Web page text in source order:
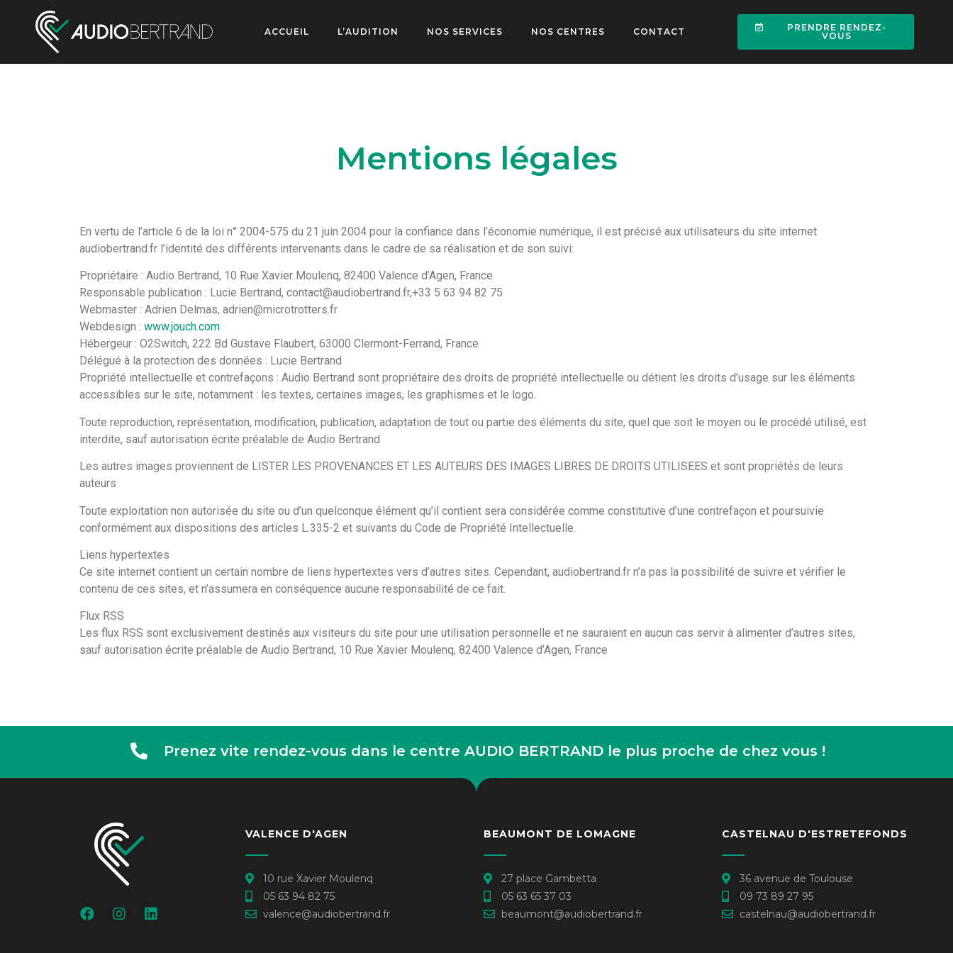
ACCUEIL L’AUDITION NOS SERVICES NOS CENTRES CONTACT
PRENDRE RENDEZ-
VOUS
Mentions légales
En vertu de l’article 6 de la loi n° 2004-575 du 21 juin 2004 pour la confiance dans l’économie numérique, il est précisé aux utilisateurs du site internet
audiobertrand.fr l’identité des différents intervenants dans le cadre de sa réalisation et de son suivi:
Propriétaire : Audio Bertrand, 10 Rue Xavier Moulenq, 82400 Valence d’Agen, France
Responsable publication : Lucie Bertrand, contact@audiobertrand.fr,+33 5 63 94 82 75
Webmaster : Adrien Delmas, adrien@microtrotters.fr
Webdesign : www.jouch.com
Hébergeur : O2Switch, 222 Bd Gustave Flaubert, 63000 Clermont-Ferrand, France
Délégué à la protection des données : Lucie Bertrand
Propriété intellectuelle et contrefaçons : Audio Bertrand sont propriétaire des droits de propriété intellectuelle ou détient les droits d’usage sur les éléments
accessibles sur le site, notamment : les textes, certaines images, les graphismes et le logo.
Toute reproduction, représentation, modification, publication, adaptation de tout ou partie des éléments du site, quel que soit le moyen ou le procédé utilisé, est
interdite, sauf autorisation écrite préalable de Audio Bertrand
Les autres images proviennent de LISTER LES PROVENANCES ET LES AUTEURS DES IMAGES LIBRES DE DROITS UTILISEES et sont propriétés de leurs
auteurs
Toute exploitation non autorisée du site ou d’un quelconque élément qu’il contient sera considérée comme constitutive d’une contrefaçon et poursuivie
conformément aux dispositions des articles L.335-2 et suivants du Code de Propriété Intellectuelle.
Liens hypertextes
Ce site internet contient un certain nombre de liens hypertextes vers d’autres sites. Cependant, audiobertrand.fr n’a pas la possibilité de suivre et vérifier le
contenu de ces sites, et n’assumera en conséquence aucune responsabilité de ce fait.
Flux RSS
Les flux RSS sont exclusivement destinés aux visiteurs du site pour une utilisation personnelle et ne sauraient en aucun cas servir à alimenter d’autres sites,
sauf autorisation écrite préalable de Audio Bertrand, 10 Rue Xavier Moulenq, 82400 Valence d’Agen, France
Prenez vite rendez-vous dans le centre AUDIO BERTRAND le plus proche de chez vous !
VALENCE D'AGEN
10 rue Xavier Moulenq
05 63 94 82 75
valence@audiobertrand.fr
BEAUMONT DE LOMAGNE
27 place Gambetta
05 63 65 37 03
beaumont@audiobertrand.fr
CASTELNAU D'ESTRETEFONDS
36 avenue de Toulouse
09 73 89 27 95
castelnau@audiobertrand.fr
Cookies management panel